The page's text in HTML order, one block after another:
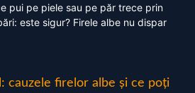
pui pe piele sau pe păr trece prin
este sigur? Firele albe nu dispar
cauzele firelor albe și ce poți